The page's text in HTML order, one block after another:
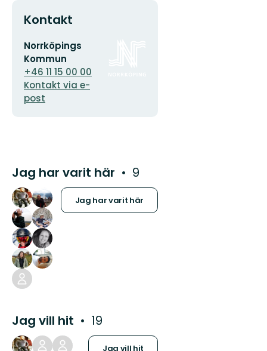
Kontakt
E-
postadress
Norrköpings
Kommun
+46 11 15 00 00
Kontakt via e-
post
Jag har varit här 9
Jag har varit här
Jag vill hit 19
Jag vill hit